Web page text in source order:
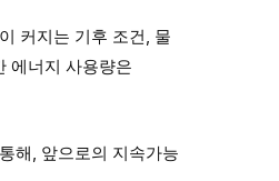
커지는 기후 조건, 물
에너지 사용량은
해, 앞으로의 지속가능